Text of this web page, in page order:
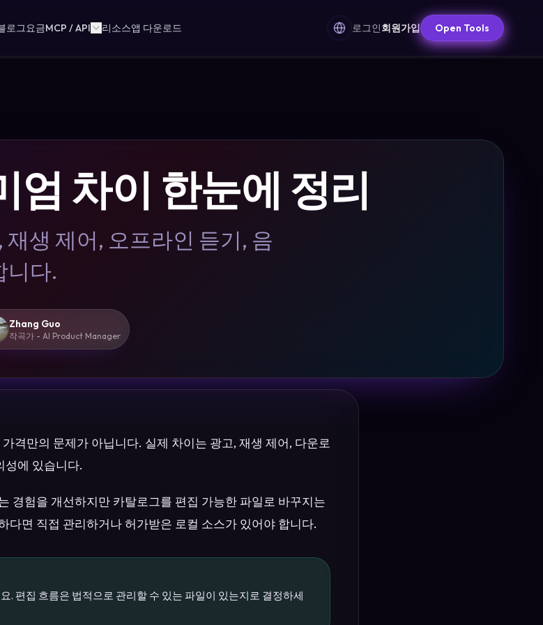
로그요금MCP / API 리소스앱 다운로드 로그인회원가입 Open Tools
차이 한눈에 정리
생 제어, 오프라인 듣기, 음
니다.
Zhang Guo
작곡가 - AI Product Manager
가격만의 문제가 아닙니다. 실제 차이는 광고, 재생 제어, 다운로
성에 있습니다.
경험을 개선하지만 카탈로그를 편집 가능한 파일로 바꾸지는
다면 직접 관리하거나 허가받은 로컬 소스가 있어야 합니다.
. 편집 흐름은 법적으로 관리할 수 있는 파일이 있는지로 결정하세